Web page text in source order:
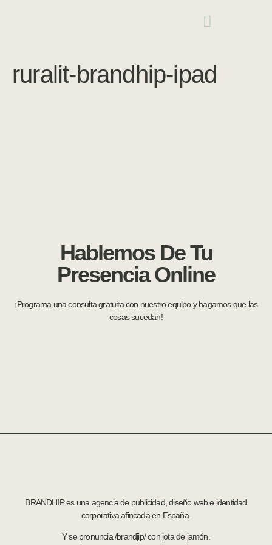
ruralit-brandhip-ipad
Hablemos De Tu
Presencia Online
¡Programa una consulta gratuita con nuestro equipo y hagamos que las
cosas sucedan!
BRANDHIP es una agencia de publicidad, diseño web e identidad
corporativa afincada en España.
Y se pronuncia /brandjip/ con jota de jamón.